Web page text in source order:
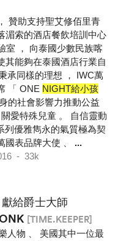
贊助支持聖艾修佰里青
湄索的酒店餐飲培訓中心
室 ， 向泰國少數民族喀
其能夠在泰國酒店行業自
承同樣的理想 ， IWC萬
「 ONE NIGHT給小孩
的社會影響力推動公益
愛特殊兒童 。 自信靈動
列優雅雋永的氣質極為契
國表品牌大使 、 ...
- 33k
給爵士大師
[TIME.KEEPER]
人物 、 美國其中一位最